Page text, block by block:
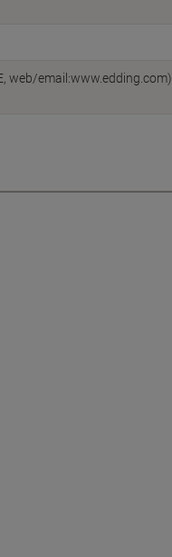
web/email:www.edding.com)